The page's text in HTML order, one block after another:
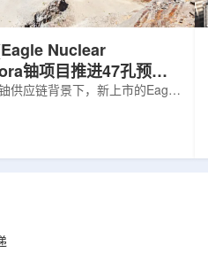
Nuclear
铀项目推进47孔预可
供应链背景下，新上市的Eagle
资源3275万磅、inferred
英尺的预可研钻探，待联邦与
，预计2027年下半年完成预可
补Yukuskokon Professional
与BBA USA、SLR I...